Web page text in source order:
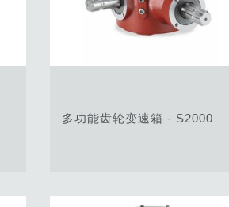
多功能齿轮变速箱 - S2000